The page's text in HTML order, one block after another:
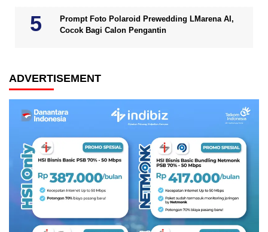
Prompt Foto Polaroid Prewedding LMarena AI,
Cocok Bagi Calon Pengantin
ADVERTISEMENT